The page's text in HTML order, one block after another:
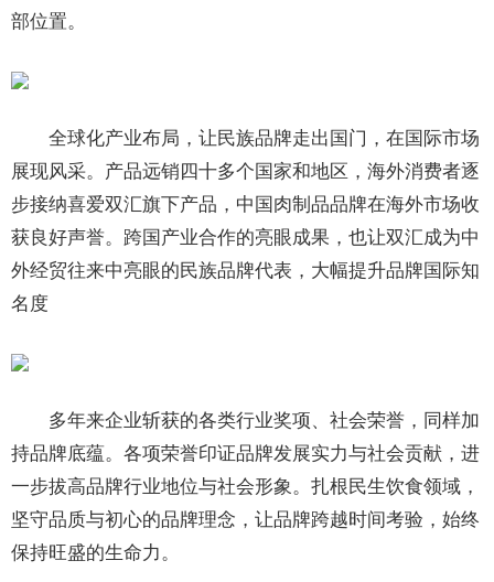
部位置。
全球化产业布局，让民族品牌走出国门，在国际市场
展现风采。产品远销四十多个国家和地区，海外消费者逐
步接纳喜爱双汇旗下产品，中国肉制品品牌在海外市场收
获良好声誉。跨国产业合作的亮眼成果，也让双汇成为中
外经贸往来中亮眼的民族品牌代表，大幅提升品牌国际知
名度
多年来企业斩获的各类行业奖项、社会荣誉，同样加
持品牌底蕴。各项荣誉印证品牌发展实力与社会贡献，进
一步拔高品牌行业地位与社会形象。扎根民生饮食领域，
坚守品质与初心的品牌理念，让品牌跨越时间考验，始终
保持旺盛的生命力。